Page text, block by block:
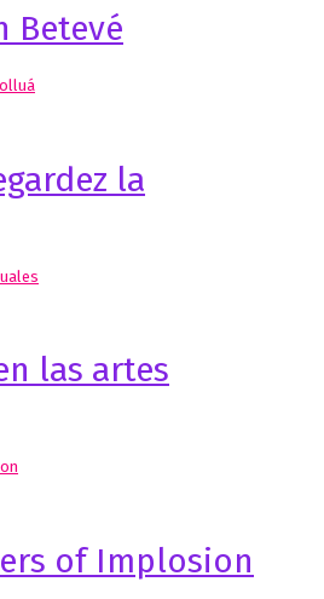
Betevé
la
las artes
of Implosion